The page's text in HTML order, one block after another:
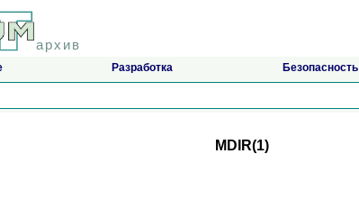
архив
Разработка Безопасность
MDIR(1)